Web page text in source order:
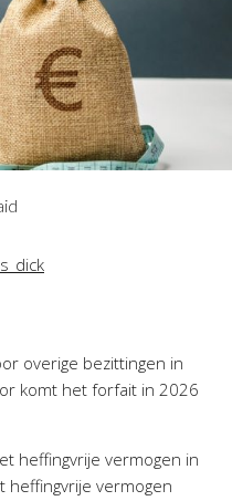
overige bezittingen in
komt het forfait in 2026
heffingvrije vermogen in
heffingvrije vermogen